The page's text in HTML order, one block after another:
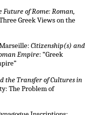
Future of Rome: Roman,
Greek Views on the
Citizenship(s) and
Empire: “Greek
the Transfer of Cultures in
The Problem of